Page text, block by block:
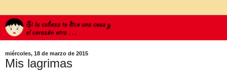
miércoles, 18 de marzo de 2015
Mis lagrimas